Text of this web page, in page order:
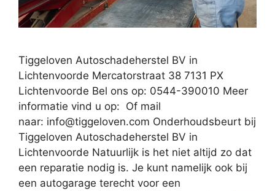
Tiggeloven Autoschadeherstel BV in
Lichtenvoorde Mercatorstraat 38 7131 PX
Lichtenvoorde Bel ons op: 0544-390010 Meer
informatie vind u op: Of mail
naar: info@tiggeloven.com Onderhoudsbeurt bij
Tiggeloven Autoschadeherstel BV in
Lichtenvoorde Natuurlijk is het niet altijd zo dat
een reparatie nodig is. Je kunt namelijk ook bij
een autogarage terecht voor een